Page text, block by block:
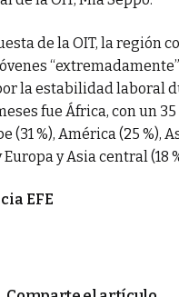
de la OIT, la región
la estabilidad laboral
fue África, con un 35
(31 %), América (25 %),
Europa y Asia central (18
EFE